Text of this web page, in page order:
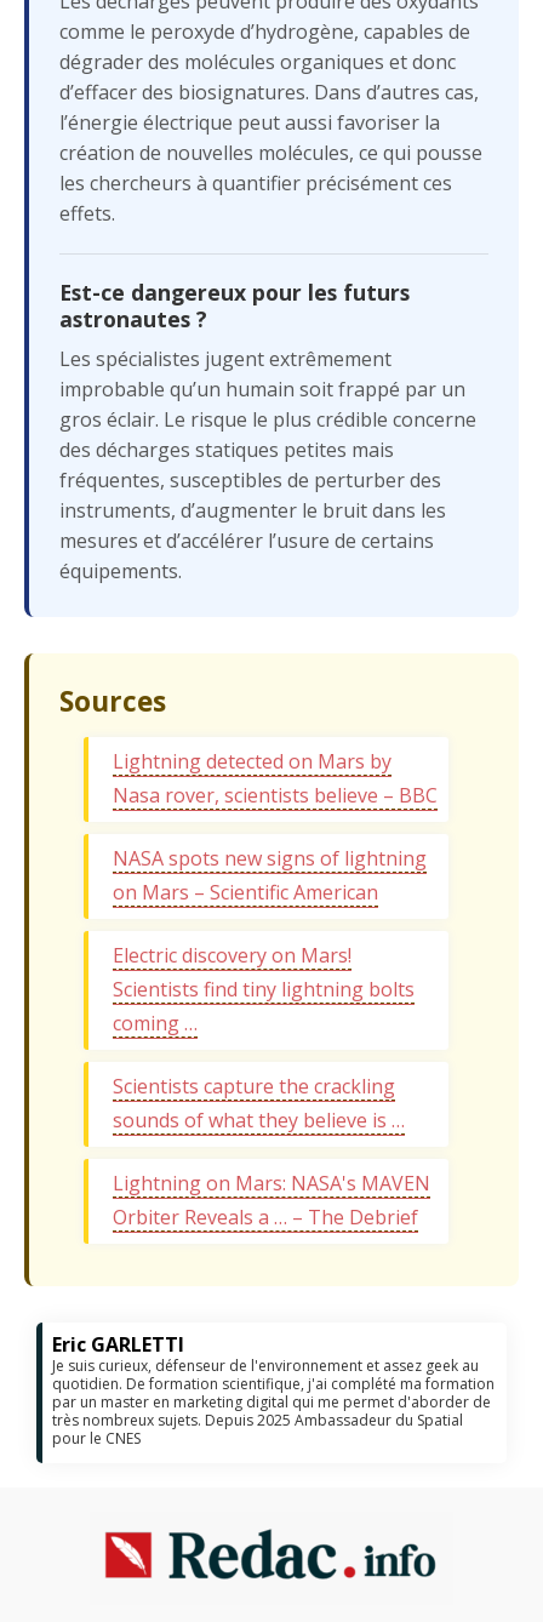
comme le peroxyde d’hydrogène, capables de
dégrader des molécules organiques et donc
d’effacer des biosignatures. Dans d’autres cas,
l’énergie électrique peut aussi favoriser la
création de nouvelles molécules, ce qui pousse
les chercheurs à quantifier précisément ces
effets.
Est-ce dangereux pour les futurs
astronautes ?
Les spécialistes jugent extrêmement
improbable qu’un humain soit frappé par un
gros éclair. Le risque le plus crédible concerne
des décharges statiques petites mais
fréquentes, susceptibles de perturber des
instruments, d’augmenter le bruit dans les
mesures et d’accélérer l’usure de certains
équipements.
Sources
Lightning detected on Mars by
Nasa rover, scientists believe – BBC
NASA spots new signs of lightning
on Mars – Scientific American
Electric discovery on Mars!
Scientists find tiny lightning bolts
coming …
Scientists capture the crackling
sounds of what they believe is …
Lightning on Mars: NASA's MAVEN
Orbiter Reveals a … – The Debrief
Eric GARLETTI
Je suis curieux, défenseur de l'environnement et assez geek au
quotidien. De formation scientifique, j'ai complété ma formation
par un master en marketing digital qui me permet d'aborder de
très nombreux sujets. Depuis 2025 Ambassadeur du Spatial
pour le CNES